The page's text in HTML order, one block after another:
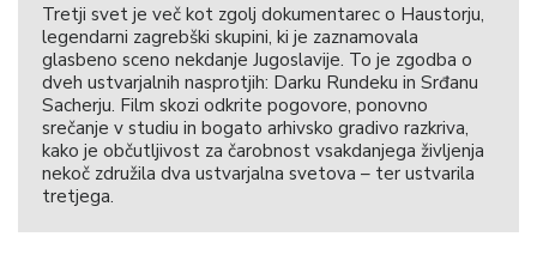
Tretji svet je več kot zgolj dokumentarec o Haustorju,
legendarni zagrebški skupini, ki je zaznamovala
glasbeno sceno nekdanje Jugoslavije. To je zgodba o
dveh ustvarjalnih nasprotjih: Darku Rundeku in Srđanu
Sacherju. Film skozi odkrite pogovore, ponovno
srečanje v studiu in bogato arhivsko gradivo razkriva,
kako je občutljivost za čarobnost vsakdanjega življenja
nekoč združila dva ustvarjalna svetova – ter ustvarila
tretjega.